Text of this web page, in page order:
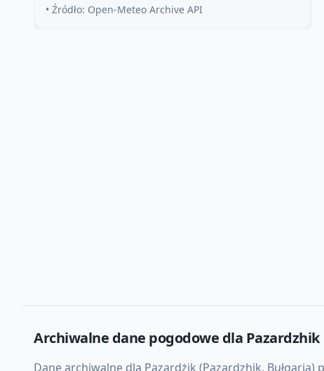
• Źródło: Open-Meteo Archive API
Archiwalne dane pogodowe dla Pazardzhik
Dane archiwalne dla Pazardżik (Pazardzhik,